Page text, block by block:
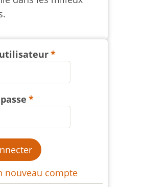
nouveau compte